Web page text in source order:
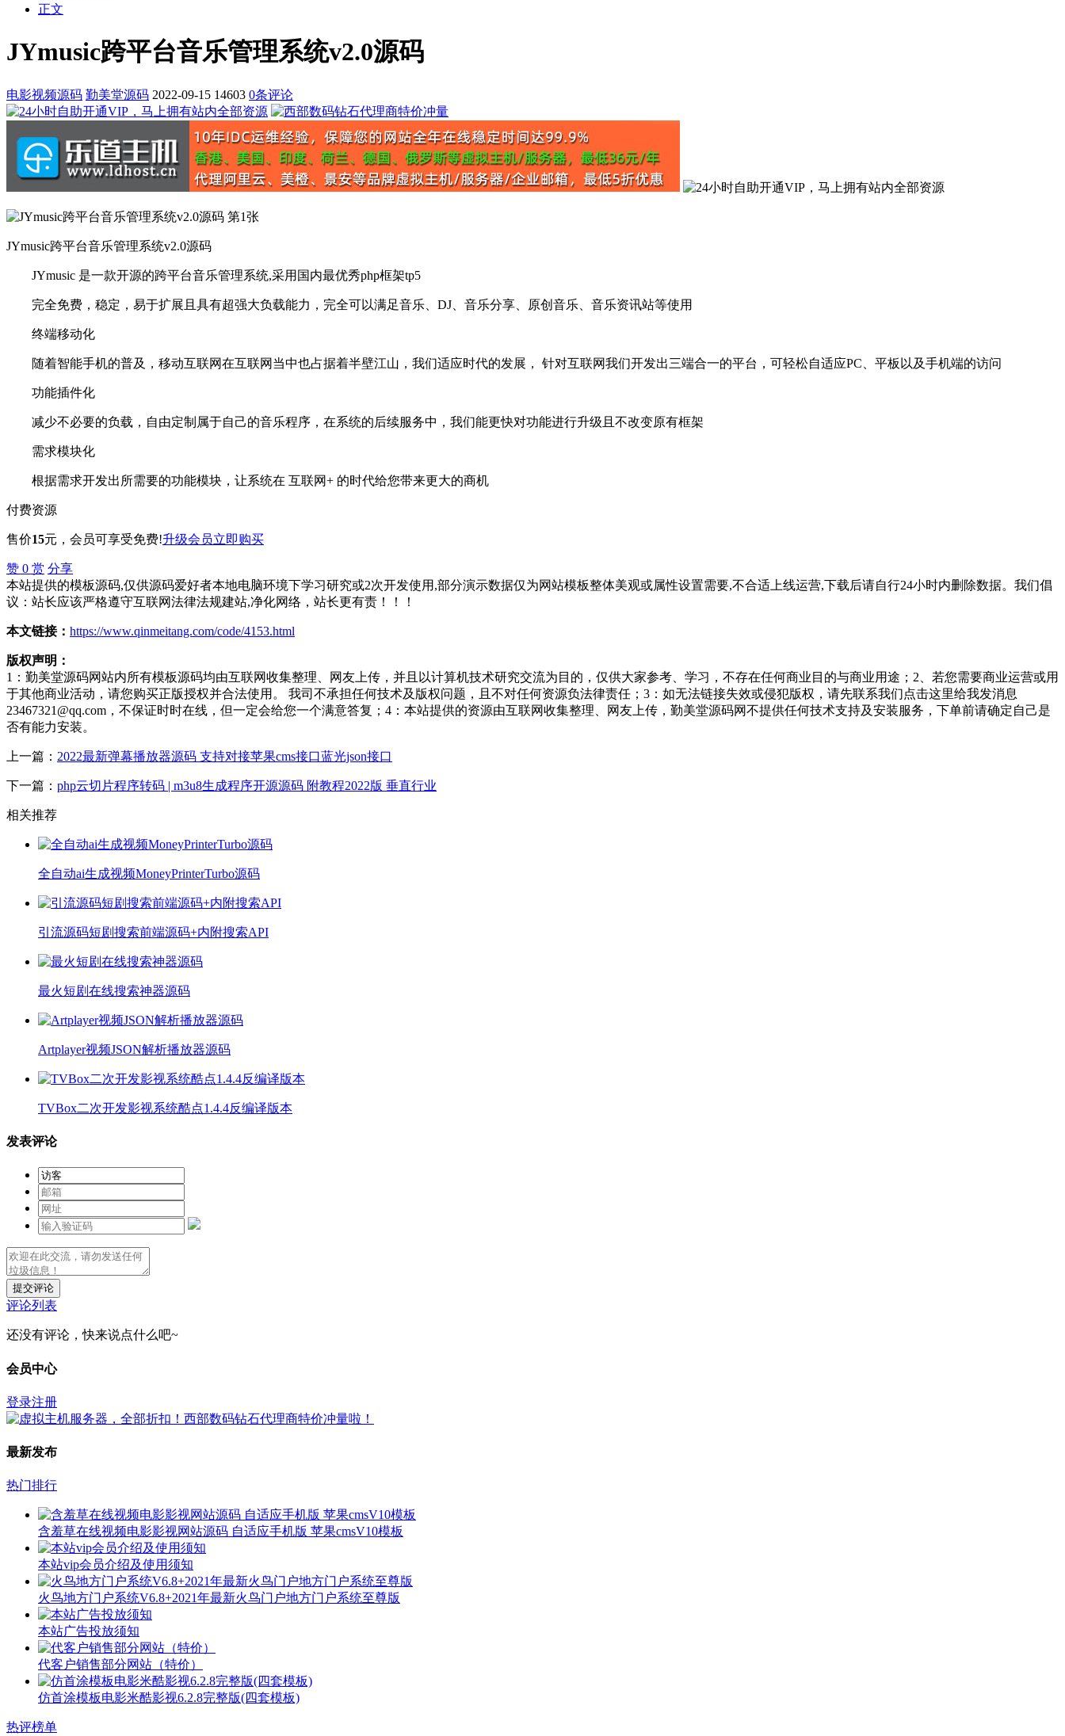
正文
JYmusic跨平台音乐管理系统v2.0源码
电影视频源码 勤美堂源码 2022-09-15 14603 0条评论
JYmusic跨平台音乐管理系统v2.0源码
JYmusic 是一款开源的跨平台音乐管理系统,采用国内最优秀php框架tp5
完全免费，稳定，易于扩展且具有超强大负载能力，完全可以满足音乐、DJ、音乐分享、原创音乐、音乐资讯站等使用
终端移动化
随着智能手机的普及，移动互联网在互联网当中也占据着半壁江山，我们适应时代的发展， 针对互联网我们开发出三端合一的平台，可轻松自适应PC、平板以及手机端的访问
功能插件化
减少不必要的负载，自由定制属于自己的音乐程序，在系统的后续服务中，我们能更快对功能进行升级且不改变原有框架
需求模块化
根据需求开发出所需要的功能模块，让系统在 互联网+ 的时代给您带来更大的商机
付费资源
售价15元 ，会员可享受免费!升级会员立即购买
赞 0 赏 分享
本站提供的模板源码,仅供源码爱好者本地电脑环境下学习研究或2次开发使用,部分演示数据仅为网站模板整体美观或属性设置需要,不合适上线运营,下载后请自行24小时内删除数据。我们倡
议：站长应该严格遵守互联网法律法规建站,净化网络，站长更有责！！！
本文链接： https://www.qinmeitang.com/code/4153.html
版权声明：
1：勤美堂源码网站内所有模板源码均由互联网收集整理、网友上传，并且以计算机技术研究交流为目的，仅供大家参考、学习，不存在任何商业目的与商业用途；2、若您需要商业运营或用
于其他商业活动，请您购买正版授权并合法使用。 我司不承担任何技术及版权问题，且不对任何资源负法律责任；3：如无法链接失效或侵犯版权，请先联系我们点击这里给我发消息
23467321@qq.com，不保证时时在线，但一定会给您一个满意答复；4：本站提供的资源由互联网收集整理、网友上传，勤美堂源码网不提供任何技术支持及安装服务，下单前请确定自己是
否有能力安装。
上一篇： 2022最新弹幕播放器源码 支持对接苹果cms接口蓝光json接口
下一篇： php云切片程序转码 | m3u8生成程序开源源码 附教程2022版 垂直行业
相关推荐
全自动ai生成视频MoneyPrinterTurbo源码
引流源码短剧搜索前端源码+内附搜索API
最火短剧在线搜索神器源码
Artplayer视频JSON解析播放器源码
TVBox二次开发影视系统酷点1.4.4反编译版本
发表评论
提交评论
评论列表
还没有评论，快来说点什么吧~
会员中心
登录注册
最新发布
热门排行
含羞草在线视频电影影视网站源码 自适应手机版 苹果cmsV10模板
本站vip会员介绍及使用须知
火鸟地方门户系统V6.8+2021年最新火鸟门户地方门户系统至尊版
本站广告投放须知
代客户销售部分网站（特价）
仿首涂模板电影米酷影视6.2.8完整版(四套模板)
热评榜单